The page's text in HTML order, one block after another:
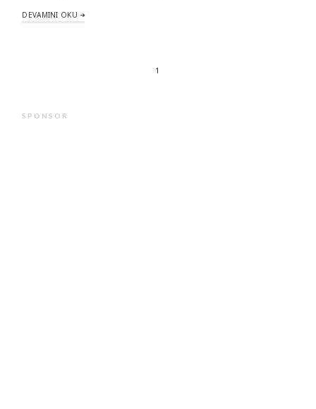
DEVAMINI OKU
1
SPONSOR